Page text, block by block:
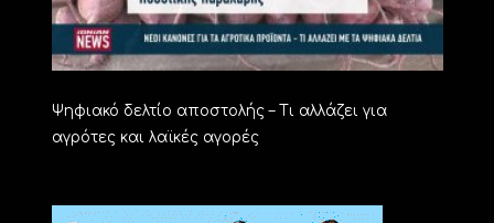
Ψηφιακό δελτίο αποστολής – Τι αλλάζει για
αγρότες και λαϊκές αγορές